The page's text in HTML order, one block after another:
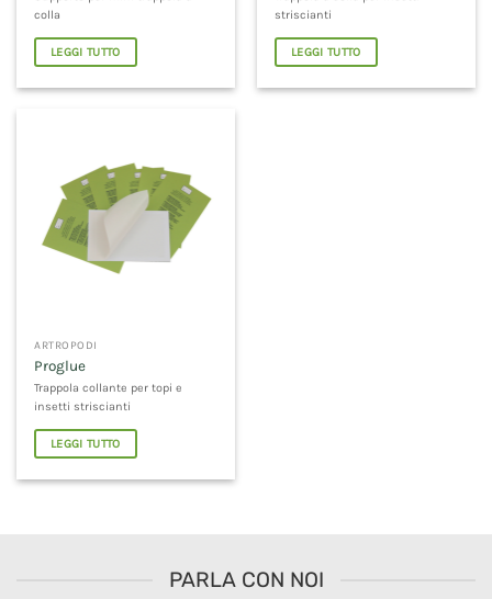
colla
LEGGI TUTTO
striscianti
LEGGI TUTTO
ARTROPODI
Proglue
Trappola collante per topi e
insetti striscianti
LEGGI TUTTO
PARLA CON NOI